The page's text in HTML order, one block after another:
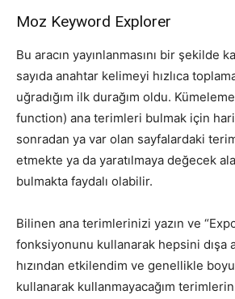
Moz Keyword Explorer
Bu aracın yayınlanmasını bir şekilde
sayıda anahtar kelimeyi hızlıca
uğradığım ilk durağım oldu.
function) ana terimleri bulmak için
sonradan ya var olan sayfalardaki
etmekte ya da yaratılmaya değecek
bulmakta faydalı olabilir.
Bilinen ana terimlerinizi yazın ve
fonksiyonunu kullanarak hepsini dışa
hızından etkilendim ve genellikle
kullanarak kullanmayacağım terimlerin